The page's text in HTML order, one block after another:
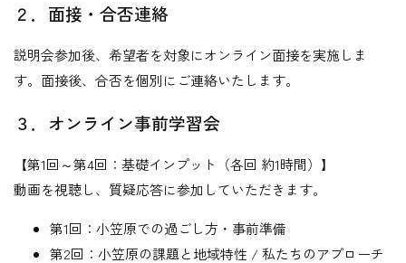
２．面接・合否連絡
説明会参加後、希望者を対象にオンライン面接を実施しま
す。面接後、合否を個別にご連絡いたします。
３．オンライン事前学習会
【第1回～第4回：基礎インプット（各回 約1時間）】
動画を視聴し、質疑応答に参加していただきます。
第1回：小笠原での過ごし方・事前準備
第2回：小笠原の課題と地域特性 / 私たちのアプローチ